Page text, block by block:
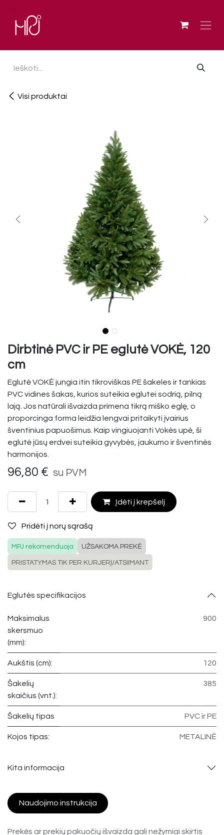
Visi produktai
Dirbtinė PVC ir PE eglutė VOKĖ, 120
cm
Eglutė VOKĖ jungia itin tikroviškas PE šakeles ir tankias
PVC vidines šakas, kurios suteikia eglutei sodrią, pilną
lają. Jos natūrali išvaizda primena tikrą miško eglę, o
proporcinga forma leidžia lengvai pritaikyti įvairius
šventinius papuošimus. Kaip vingiuojanti Vokės upė, ši
eglutė jūsų erdvei suteikia gyvybės, jaukumo ir šventinės
harmonijos.
96,80 € su PVM
Įdėti į krepšelį
Pridėti į norų sąrašą
MPJ rekomenduoja UŽSAKOMA PREKĖ
PRISTATYMAS TIK PER KURJERĮ/ATSIIMANT
Eglutės specifikacijos
Maksimalus
skersmuo
(mm):
900
Aukštis (cm): 120
Šakelių
skaičius (vnt.):
385
Šakelių tipas PVC ir PE
Kojos tipas: METALINĖ
Kita informacija
Naudojimo instrukcija
Prekės ar prekių pakuočių išvaizda gali nežymiai skirtis